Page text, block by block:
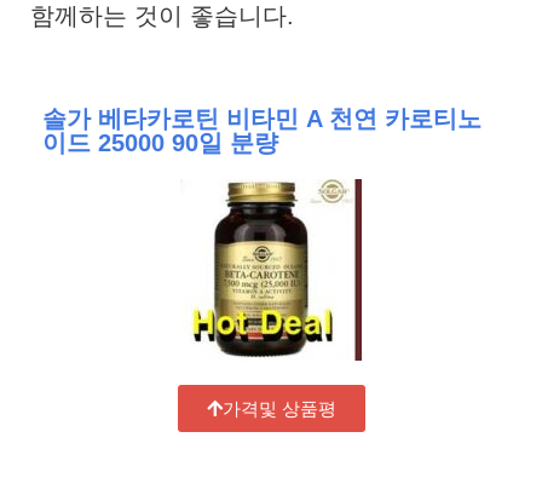
함께하는 것이 좋습니다.
솔가 베타카로틴 비타민 A 천연 카로티노
이드 25000 90일 분량
가격및 상품평